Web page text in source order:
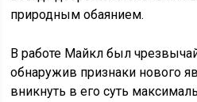
природным обаянием.
В работе Майкл был
обнаружив признаки нового
вникнуть в его суть